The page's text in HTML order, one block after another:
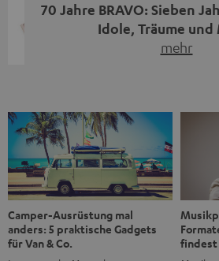
70 Jahre BRAVO: Sieben
Idole, Träume und
mehr
1956 begleitet das Magazin
Pop, kleine Schwärmereien und
Jubiläum werfen wir einen Blick
Jugendmarke: Wie die BRAVO
Camper-Ausrüstung mal
anders: 5 praktische Gadgets
für Van & Co.
findest